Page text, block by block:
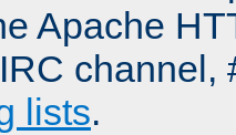
Apache
channel,
lists.